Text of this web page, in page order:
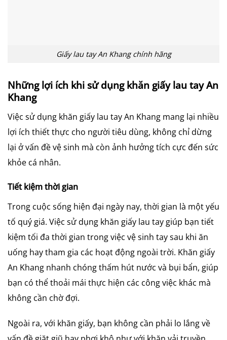
Giấy lau tay An Khang chính hãng
Những lợi ích khi sử dụng khăn giấy lau tay An
Khang
Việc sử dụng khăn giấy lau tay An Khang mang lại nhiều
lợi ích thiết thực cho người tiêu dùng, không chỉ dừng
lại ở vấn đề vệ sinh mà còn ảnh hưởng tích cực đến sức
khỏe cá nhân.
Tiết kiệm thời gian
Trong cuộc sống hiện đại ngày nay, thời gian là một yếu
tố quý giá. Việc sử dụng khăn giấy lau tay giúp bạn tiết
kiệm tối đa thời gian trong việc vệ sinh tay sau khi ăn
uống hay tham gia các hoạt động ngoài trời. Khăn giấy
An Khang nhanh chóng thấm hút nước và bụi bẩn, giúp
bạn có thể thoải mái thực hiện các công việc khác mà
không cần chờ đợi.
Ngoài ra, với khăn giấy, bạn không cần phải lo lắng về